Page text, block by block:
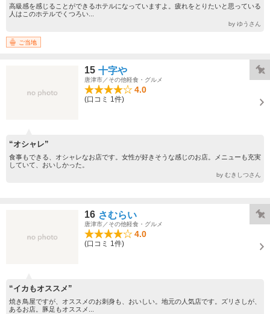
高級感を感じることができるホテルになっていますよ。疲れをとりたいと思っている
人はこのホテルでくつろい...
by ゆうさん
ご当地
15 十字や
唐津市／その他軽食・グルメ
4.0
(口コミ 1件)
“オシャレ”
食事もできる、オシャレなお店です。女性が好きそうな感じのお店。メニューも充実
していて、おいしかった。
by むきしつさん
16 さむらい
唐津市／その他軽食・グルメ
4.0
(口コミ 1件)
“イカもオススメ”
焼き鳥屋ですが、オススメのお刺身も、おいしい。地元の人気店です。ズリさしが、
あるお店。豚足もオススメ...